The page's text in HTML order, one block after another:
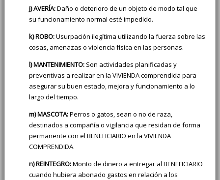
j) AVERÍA:Daño o deterioro de un objeto de modo tal que
su funcionamiento normal esté impedido.
k) ROBO:Usurpación ilegítima utilizando la fuerza sobre las
cosas, amenazas o violencia física en las personas.
l) MANTENIMIENTO: Son actividades planificadas y
preventivas a realizar en la VIVIENDA comprendida para
asegurar su buen estado, mejora y funcionamiento a lo
largo del tiempo.
m) MASCOTA:Perros o gatos, sean o no de raza,
destinados a compañía o vigilancia que residan de forma
permanente con el BENEFICIARIO en la VIVIENDA
COMPRENDIDA.
n) REINTEGRO:Monto de dinero a entregar al BENEFICIARIO
cuando hubiera abonado gastos en relación a los